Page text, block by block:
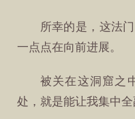
所幸的是，这法
一点点在向前进展。
被关在这洞窟之
处，就是能让我集中全